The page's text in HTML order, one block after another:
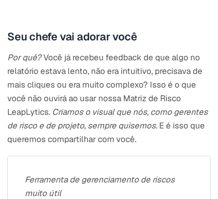
Seu chefe vai adorar você
Por quê?Você já recebeu feedback de que algo no
relatório estava lento, não era intuitivo, precisava de
mais cliques ou era muito complexo? Isso é o que
você não ouvirá ao usar nossa Matriz de Risco
LeapLytics. Criamos o visual que nós, como gerentes
de risco e de projeto, sempre quisemos. E é isso que
queremos compartilhar com você.
Ferramenta de gerenciamento de riscos
muito útil